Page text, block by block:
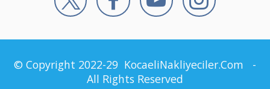
© Copyright 2022-29 KocaeliNakliyeciler.Com -
All Rights Reserved